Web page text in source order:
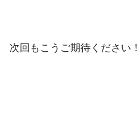
次回もこうご期待ください！